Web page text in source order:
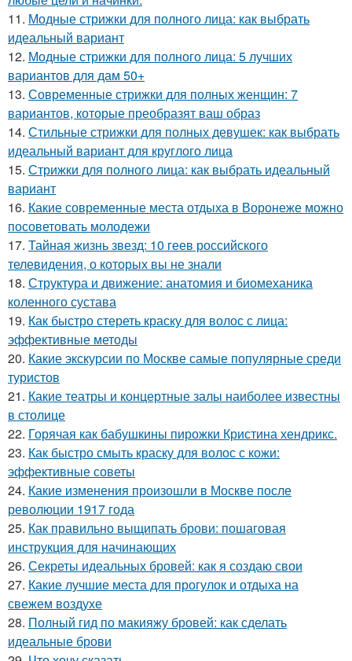
11. Модные стрижки для полного лица: как выбрать
идеальный вариант
12. Модные стрижки для полного лица: 5 лучших
вариантов для дам 50+
13. Современные стрижки для полных женщин: 7
вариантов, которые преобразят ваш образ
14. Стильные стрижки для полных девушек: как выбрать
идеальный вариант для круглого лица
15. Стрижки для полного лица: как выбрать идеальный
вариант
16. Какие современные места отдыха в Воронеже можно
посоветовать молодежи
17. Тайная жизнь звезд: 10 геев российского
телевидения, о которых вы не знали
18. Структура и движение: анатомия и биомеханика
коленного сустава
19. Как быстро стереть краску для волос с лица:
эффективные методы
20. Какие экскурсии по Москве самые популярные среди
туристов
21. Какие театры и концертные залы наиболее известны
в столице
22. Горячая как бабушкины пирожки Кристина хендрикс.
23. Как быстро смыть краску для волос с кожи:
эффективные советы
24. Какие изменения произошли в Москве после
революции 1917 года
25. Как правильно выщипать брови: пошаговая
инструкция для начинающих
26. Секреты идеальных бровей: как я создаю свои
27. Какие лучшие места для прогулок и отдыха на
свежем воздухе
28. Полный гид по макияжу бровей: как сделать
идеальные брови